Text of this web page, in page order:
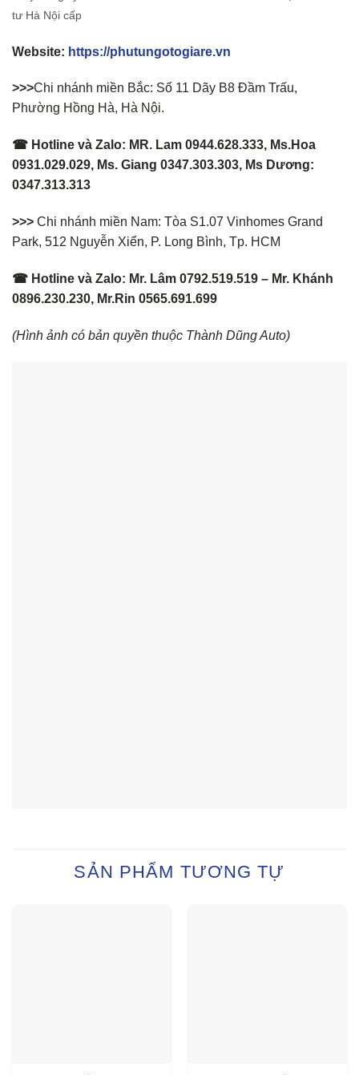
tư Hà Nội cấp
Website: https://phutungotogiare.vn
>>>Chi nhánh miền Bắc: Số 11 Dãy B8 Đầm Trấu,
Phường Hồng Hà, Hà Nội.
☎ Hotline và Zalo: MR. Lam 0944.628.333, Ms.Hoa
0931.029.029, Ms. Giang 0347.303.303, Ms Dương:
0347.313.313
>>> Chi nhánh miền Nam: Tòa S1.07 Vinhomes Grand
Park, 512 Nguyễn Xiển, P. Long Bình, Tp. HCM
☎ Hotline và Zalo: Mr. Lâm 0792.519.519 – Mr. Khánh
0896.230.230, Mr.Rin 0565.691.699
(Hình ảnh có bản quyền thuộc Thành Dũng Auto)
SẢN PHẨM TƯƠNG TỰ